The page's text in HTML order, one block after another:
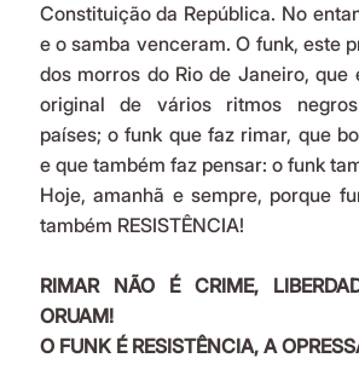
Constituição da República. No
e o samba venceram. O funk, este
dos morros do Rio de Janeiro, que
original de vários ritmos
países; o funk que faz rimar, que
e que também faz pensar: o funk
Hoje, amanhã e sempre, porque
também RESISTÊNCIA!
RIMAR NÃO É CRIME,
ORUAM!
O FUNK É RESISTÊNCIA, A